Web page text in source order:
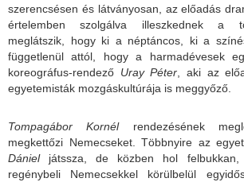
szerencsésen és látványosan, az előadás
értelemben szolgálva illeszkednek a
meglátszik, hogy ki a néptáncos, ki a
függetlenül attól, hogy a harmadévesek
koreográfus-rendező Uray Péter , aki az
egyetemisták mozgáskultúrája is meggyőző.
Tompagábor Kornélrendezésének
megkettőzi Nemecseket. Többnyire az
Dánieljátssza, de közben hol
regénybeli Nemecsekkel körülbelül